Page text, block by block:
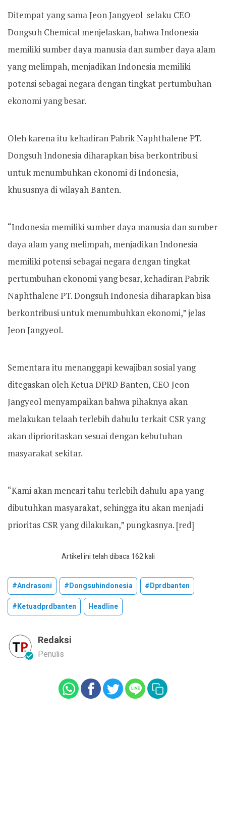
Ditempat yang sama Jeon Jangyeol selaku CEO
Dongsuh Chemical menjelaskan, bahwa Indonesia
memiliki sumber daya manusia dan sumber daya alam
yang melimpah, menjadikan Indonesia memiliki
potensi sebagai negara dengan tingkat pertumbuhan
ekonomi yang besar.
Oleh karena itu kehadiran Pabrik Naphthalene PT.
Dongsuh Indonesia diharapkan bisa berkontribusi
untuk menumbuhkan ekonomi di Indonesia,
khususnya di wilayah Banten.
“Indonesia memiliki sumber daya manusia dan sumber
daya alam yang melimpah, menjadikan Indonesia
memiliki potensi sebagai negara dengan tingkat
pertumbuhan ekonomi yang besar, kehadiran Pabrik
Naphthalene PT. Dongsuh Indonesia diharapkan bisa
berkontribusi untuk menumbuhkan ekonomi,” jelas
Jeon Jangyeol.
Sementara itu menanggapi kewajiban sosial yang
ditegaskan oleh Ketua DPRD Banten, CEO Jeon
Jangyeol menyampaikan bahwa pihaknya akan
melakukan telaah terlebih dahulu terkait CSR yang
akan diprioritaskan sesuai dengan kebutuhan
masyarakat sekitar.
“Kami akan mencari tahu terlebih dahulu apa yang
dibutuhkan masyarakat, sehingga itu akan menjadi
prioritas CSR yang dilakukan,” pungkasnya. [red]
Artikel ini telah dibaca 162 kali
#andrasoni #dongsuhindonesia
#dprdbanten
#ketuadprdbanten
Headline
Redaksi
Penulis